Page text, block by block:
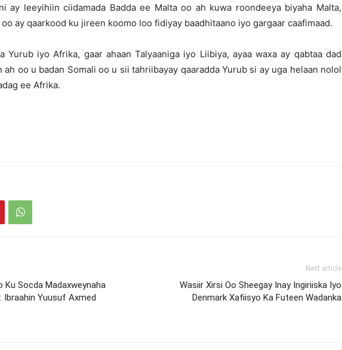
ay leeyihiin ciidamada Badda ee Malta oo ah kuwa roondeeya biyaha Malta,
oo ay qaarkood ku jireen koomo loo fidiyay baadhitaano iyo gargaar caafimaad.
Yurub iyo Afrika, gaar ahaan Talyaaniga iyo Liibiya, ayaa waxa ay qabtaa dad
ah oo u badan Somali oo u sii tahriibayay qaaradda Yurub si ay uga helaan nolol
ee Afrika.
Ku Socda Madaxweynaha
Ibraahin Yuusuf Axmed
Next article
Wasiir Xirsi Oo Sheegay Inay Ingiriiska Iyo
Denmark Xafiisyo Ka Futeen Wadanka